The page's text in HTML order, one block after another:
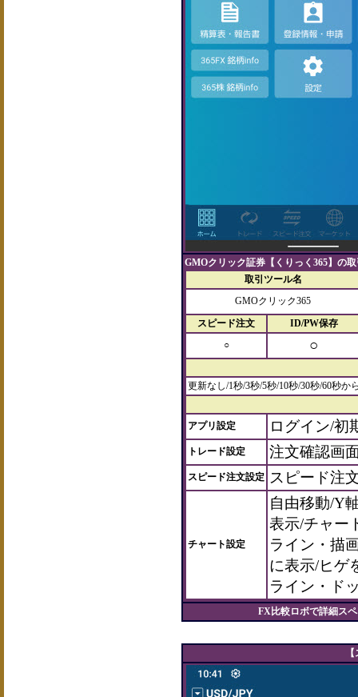
GMOクリック証券【くりっく365】の
取引ツール名
GMOクリック365
スピード注文
ID/PW保存
○
○
更新なし/1秒/3秒/5秒/10秒/30秒/60秒か
アプリ設定 ログイン/初
トレード設定 注文確認画
スピード注文設定 スピード注
チャート設定
自由移動/Y
表示/チャー
ライン・描
に表示/ヒゲ
ライン・ド
FX比較ロボで詳細ス